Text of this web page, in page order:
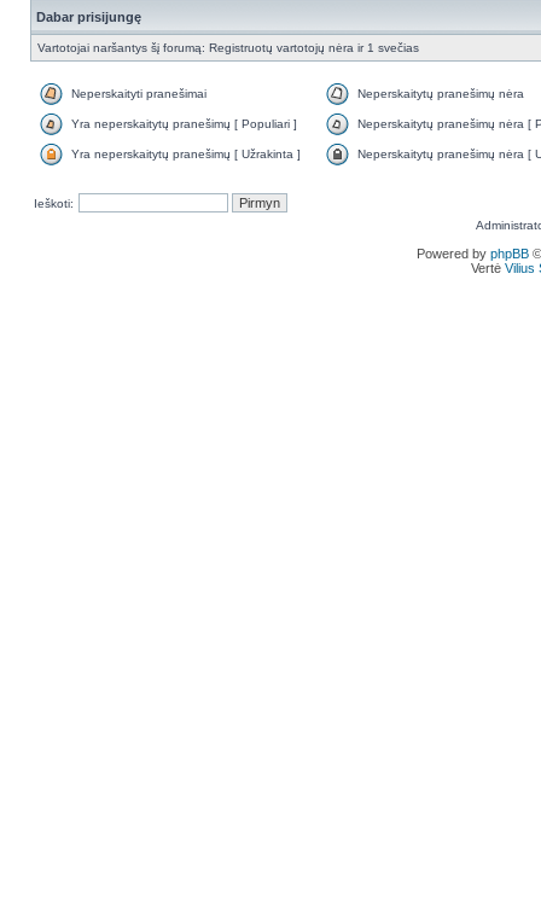
Dabar prisijungę
Vartotojai naršantys šį forumą: Registruotų vartotojų nėra ir 1 svečias
Neperskaityti pranešimai Neperskaitytų pranešimų nėra
Yra neperskaitytų pranešimų [ Populiari ] Neperskaitytų pranešimų nėra [
Yra neperskaitytų pranešimų [ Užrakinta ] Neperskaitytų pranešimų nėra [
Ieškoti:
Powered by phpBB
Vertė Vilius